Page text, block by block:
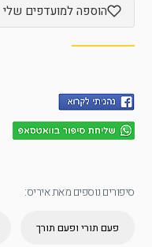
הוספה למועדפים שלי
סיפורים נוספים מאת איריס:
פעם תורי ופעם תורך